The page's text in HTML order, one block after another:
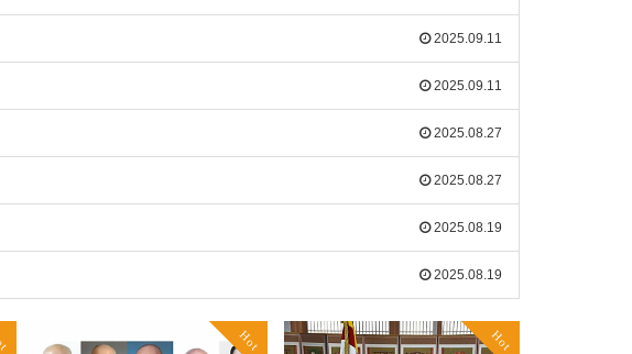
2025.09.11
2025.09.11
2025.08.27
2025.08.27
2025.08.19
2025.08.19
Hot Hot